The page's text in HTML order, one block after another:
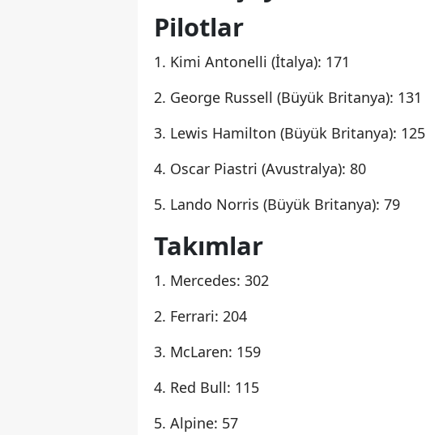
Pilotlar
1. Kimi Antonelli (İtalya): 171
2. George Russell (Büyük Britanya): 131
3. Lewis Hamilton (Büyük Britanya): 125
4. Oscar Piastri (Avustralya): 80
5. Lando Norris (Büyük Britanya): 79
Takımlar
1. Mercedes: 302
2. Ferrari: 204
3. McLaren: 159
4. Red Bull: 115
5. Alpine: 57